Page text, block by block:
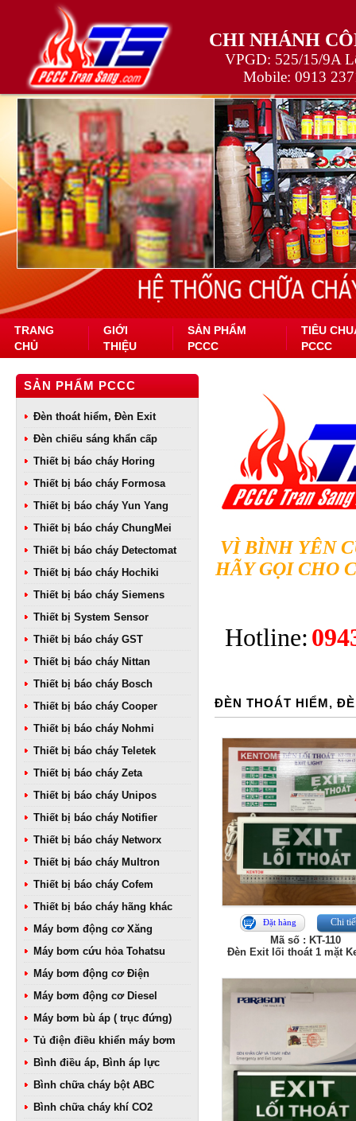
CHI NHÁNH
VPGD: 525/15/9A
Mobile: 0913
TRANG
CHỦ
GIỚI
THIỆU
SẢN PHẨM
PCCC
TIÊU
PCCC
SẢN PHẨM PCCC
Đèn thoát hiểm, Đèn Exit
Đèn chiếu sáng khẩn cấp
Thiết bị báo cháy Horing
Thiết bị báo cháy Formosa
Thiết bị báo cháy Yun Yang
Thiết bị báo cháy ChungMei
Thiết bị báo cháy Detectomat
Thiết bị báo cháy Hochiki
Thiết bị báo cháy Siemens
Thiết bị System Sensor
Thiết bị báo cháy GST
Thiết bị báo cháy Nittan
Thiết bị báo cháy Bosch
Thiết bị báo cháy Cooper
Thiết bị báo cháy Nohmi
Thiết bị báo cháy Teletek
Thiết bị báo cháy Zeta
Thiết bị báo cháy Unipos
Thiết bị báo cháy Notifier
Thiết bị báo cháy Networx
Thiết bị báo cháy Multron
Thiết bị báo cháy Cofem
Thiết bị báo cháy hãng khác
Máy bơm động cơ Xăng
Máy bơm cứu hỏa Tohatsu
Máy bơm động cơ Điện
Máy bơm động cơ Diesel
Máy bơm bù áp ( trục đứng)
Tủ điện điều khiển máy bơm
Bình điều áp, Bình áp lực
Bình chữa cháy bột ABC
Bình chữa cháy khí CO2
VÌ BÌNH YÊN
HÃY GỌI CHO
Hotline:
ĐÈN THOÁT HIỂM,
Đặt hàng Chi
Mã số : KT-110
Đèn Exit lối thoát 1 mặt